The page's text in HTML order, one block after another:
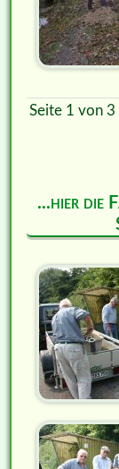
Seite 1 von 3
...hier die